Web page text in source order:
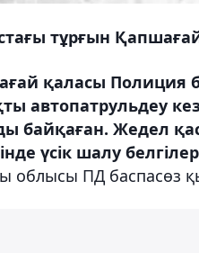
тұрғын Қапшағай
қаласы Полиция
автопатрульдеу
байқаған. Жедел
үсік шалу
облысы ПД баспасөз